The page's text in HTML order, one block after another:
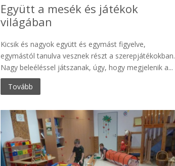
Együtt a mesék és játékok
világában
Kicsik és nagyok együtt és egymást figyelve,
egymástól tanulva vesznek részt a szerepjátékokban.
Nagy beleéléssel játszanak, úgy, hogy megjelenik a...
Tovább